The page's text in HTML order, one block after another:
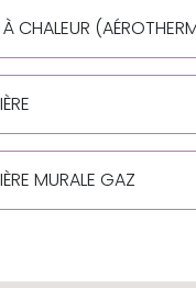
CHALEUR
MURALE GAZ